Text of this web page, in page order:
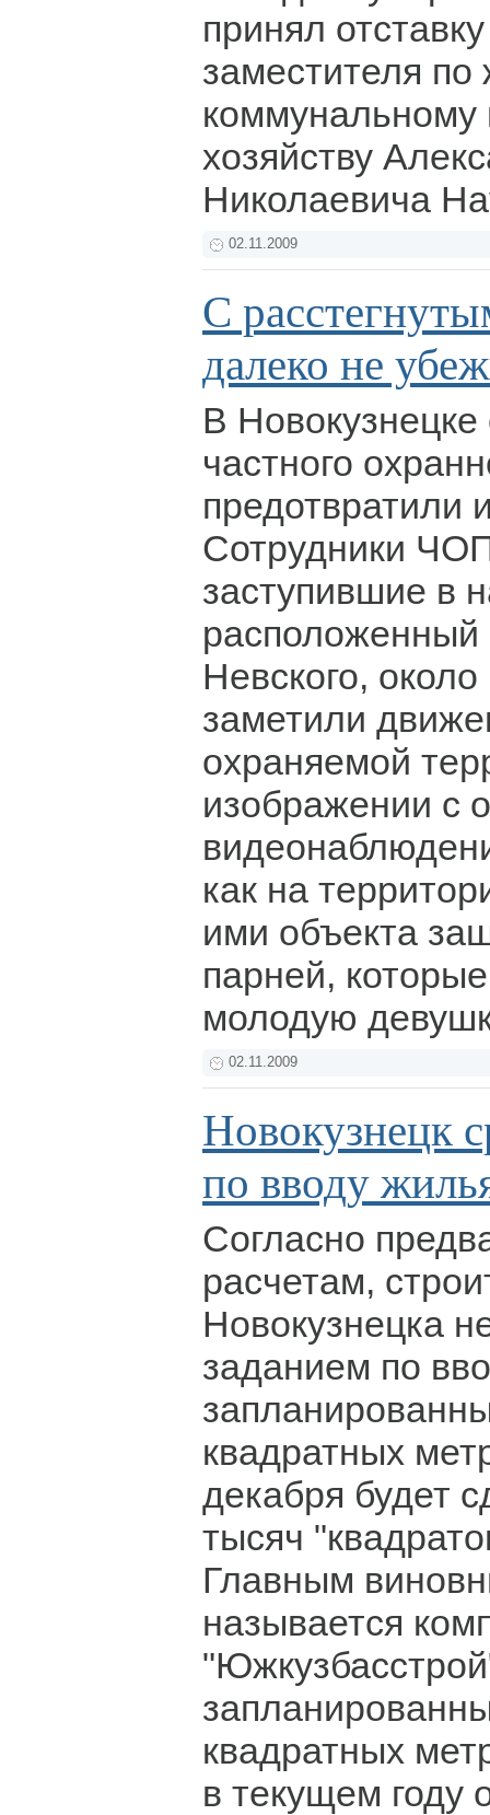
принял
заместителя
хозяйству
Николаевича
02.11.2009
С
далеко не
В Новокузнецке
частного
предотвратили
Сотрудники
заступившие в
расположенный
Невского,
заметили
охраняемой
изображении с
как на
ими объекта
парней,
молодую
02.11.2009
Новокузнецк
по вводу
Согласно
расчетам,
Новокузнецка
заданием по
квадратных
декабря будет
тысяч
Главным
называется
квадратных
в текущем году